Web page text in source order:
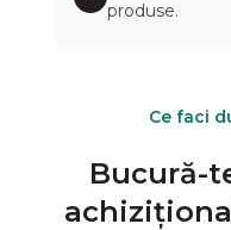
produse.
Ce faci
Bucură-